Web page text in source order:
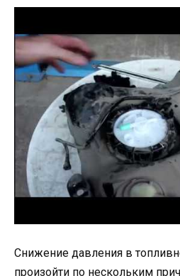
Снижение давления в
произойти по нескольким